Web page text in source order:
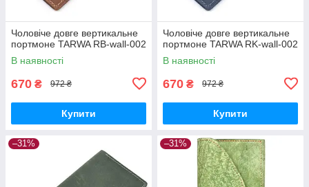
Чоловіче довге вертикальне
портмоне TARWA RB-wall-002
В наявності
670 ₴ 972 ₴
Купити
Чоловіче довге вертикальне
портмоне TARWA RK-wall-002
В наявності
670 ₴ 972 ₴
Купити
–31% –31%